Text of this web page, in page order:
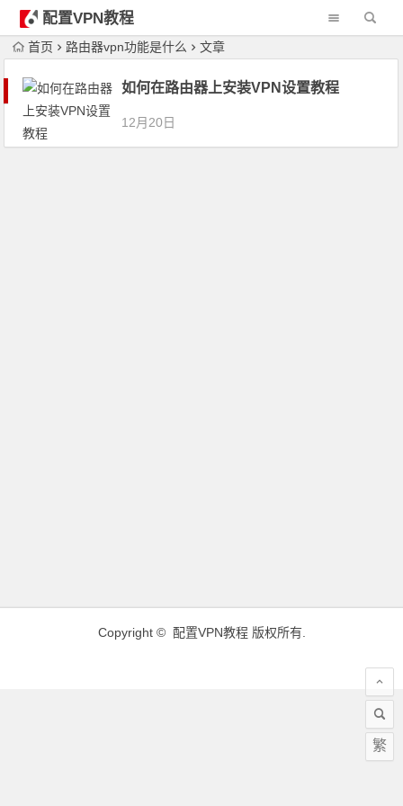
配置VPN教程
首页 路由器vpn功能是什么 文章
如何在路由器上安装VPN设置教程
12月20日
Copyright © 配置VPN教程版权所有.
繁